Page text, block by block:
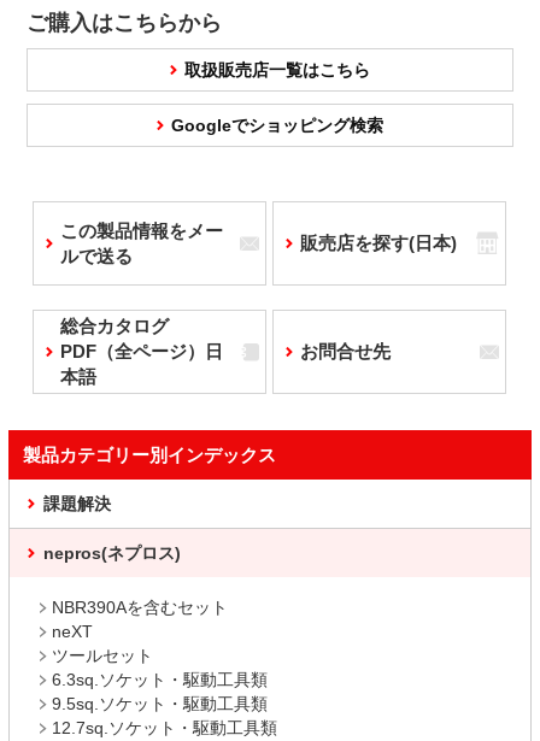
ご購入はこちらから
取扱販売店一覧はこちら
Googleでショッピング検索
この製品情報をメー
ルで送る
販売店を探す(日本)
総合カタログ
PDF（全ページ）日
本語
お問合せ先
製品カテゴリー別インデックス
課題解決
nepros(ネプロス)
NBR390Aを含むセット
neXT
ツールセット
6.3sq.ソケット・駆動工具類
9.5sq.ソケット・駆動工具類
12.7sq.ソケット・駆動工具類